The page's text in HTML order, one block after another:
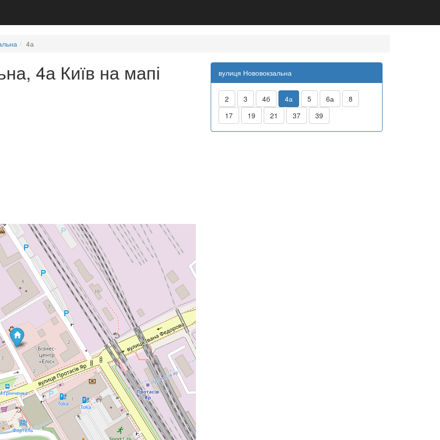
4а
4а Київ на мапі вулиця Нововокзальна
2 3 4б 4а 5 6а
8
17
19 21 37 39